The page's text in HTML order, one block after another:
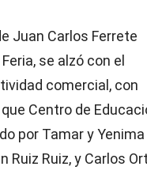
Juan Carlos Ferrete
se alzó con el
comercial, con
Centro de
por Tamar y
Ruiz Ruiz, y Carlos